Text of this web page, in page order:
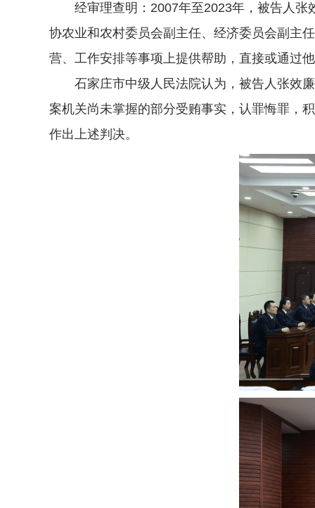
经审理查明：2007年至2023年，被告人张
协农业和农村委员会副主任、经济委员会副主
营、工作安排等事项上提供帮助，直接或通过
石家庄市中级人民法院认为，被告人张效廉
案机关尚未掌握的部分受贿事实，认罪悔罪，
作出上述判决。